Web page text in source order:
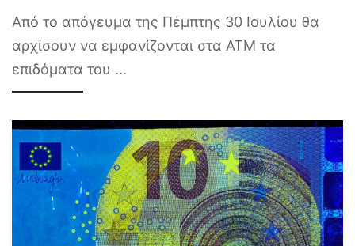
Από το απόγευμα της Πέμπτης 30 Ιουλίου θα
αρχίσουν να εμφανίζονται στα ΑΤΜ τα
επιδόματα του ...